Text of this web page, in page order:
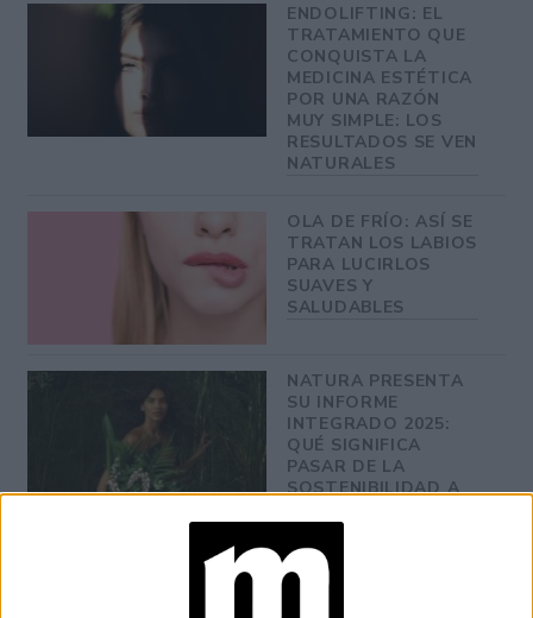
ENDOLIFTING: EL
TRATAMIENTO QUE
CONQUISTA LA
MEDICINA ESTÉTICA
POR UNA RAZÓN
MUY SIMPLE: LOS
RESULTADOS SE VEN
NATURALES
OLA DE FRÍO: ASÍ SE
TRATAN LOS LABIOS
PARA LUCIRLOS
SUAVES Y
SALUDABLES
NATURA PRESENTA
SU INFORME
INTEGRADO 2025:
QUÉ SIGNIFICA
PASAR DE LA
SOSTENIBILIDAD A
¿PELO JOVEN?: ESTO
DICEN LOS